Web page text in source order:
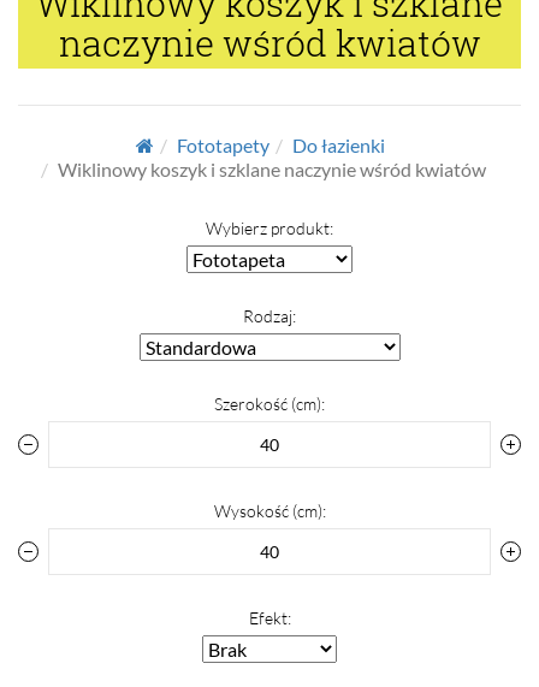
naczynie wśród kwiatów
Fototapety
Do łazienki
Wiklinowy koszyk i szklane naczynie wśród kwiatów
Wybierz produkt:
Rodzaj:
Szerokość (cm):
Wysokość (cm):
Efekt: